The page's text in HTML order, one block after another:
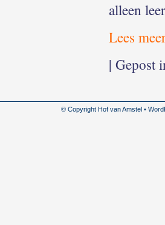
alleen
Lees
| Gepost
© Copyright Hof van Amstel •